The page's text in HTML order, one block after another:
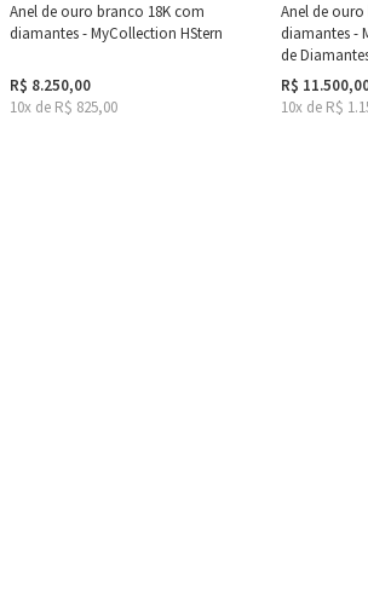
Anel de ouro branco 18K com
diamantes - MyCollection HStern
R$ 8.250,00
10x de R$ 825,00
Anel de
diamantes -
de
R$
10x de R$